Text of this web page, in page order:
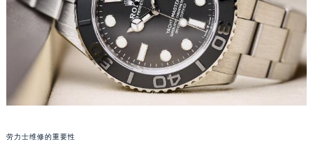
劳力士维修的重要性